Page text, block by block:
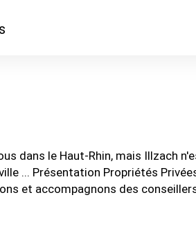
dans le Haut-Rhin, mais Illzach
... Présentation Propriétés
et accompagnons des